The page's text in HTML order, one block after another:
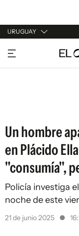
URUGUAY
URUGUAY
ARGENTINA
Un hombre
en Plácido
"consumía",
Policía investiga
noche de este
21 de junio 2025